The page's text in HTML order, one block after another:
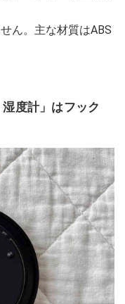
ん。主な材質はABS
度計」はフック